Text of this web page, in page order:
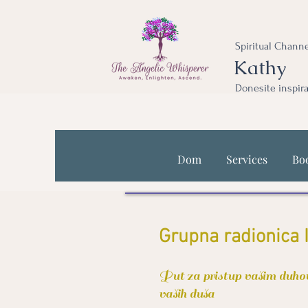
Kathy
Donesite
Spiritual
Dom Services
Grupna radionica
Put za pristup vašim
vaših duša